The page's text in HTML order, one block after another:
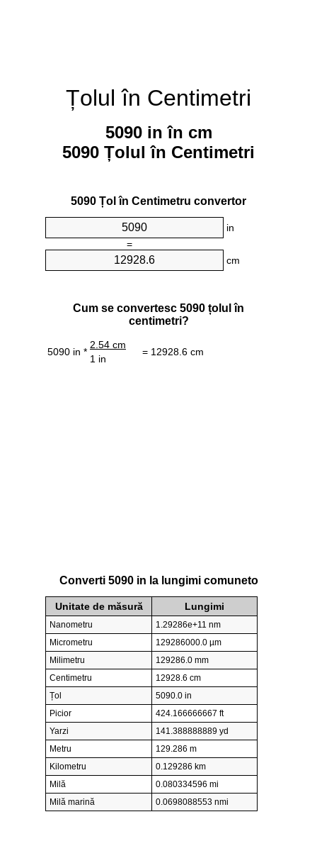
Țolul în Centimetri
5090 in în cm
5090 Țolul în Centimetri
5090 Țol în Centimetru convertor
in
=
cm
Cum se convertesc 5090 țolul în
centimetri?
5090 in *
2.54 cm
= 12928.6 cm
1 in
Converti 5090 in la lungimi comuneto
Unitate de măsură Lungimi
Nanometru
1.29286e+11 nm
Micrometru
129286000.0 µm
Milimetru
129286.0 mm
Centimetru
12928.6 cm
Țol
5090.0 in
Picior
424.166666667 ft
Yarzi
141.388888889 yd
Metru
129.286 m
Kilometru
0.129286 km
Milă
0.080334596 mi
Milă marină
0.0698088553 nmi